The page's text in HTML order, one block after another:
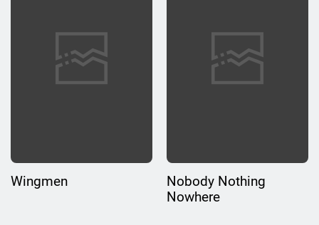
Wingmen
Nobody Nothing
Nowhere